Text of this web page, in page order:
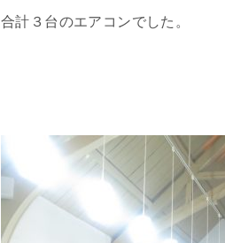
合計３台のエアコンでした。